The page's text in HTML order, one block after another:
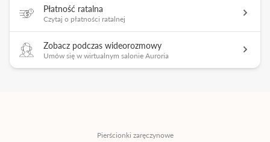
Płatność ratalna
Czytaj o płatności ratalnej
Zobacz podczas wideorozmowy
Umów się w wirtualnym salonie Auroria
Pierścionki zaręczynowe